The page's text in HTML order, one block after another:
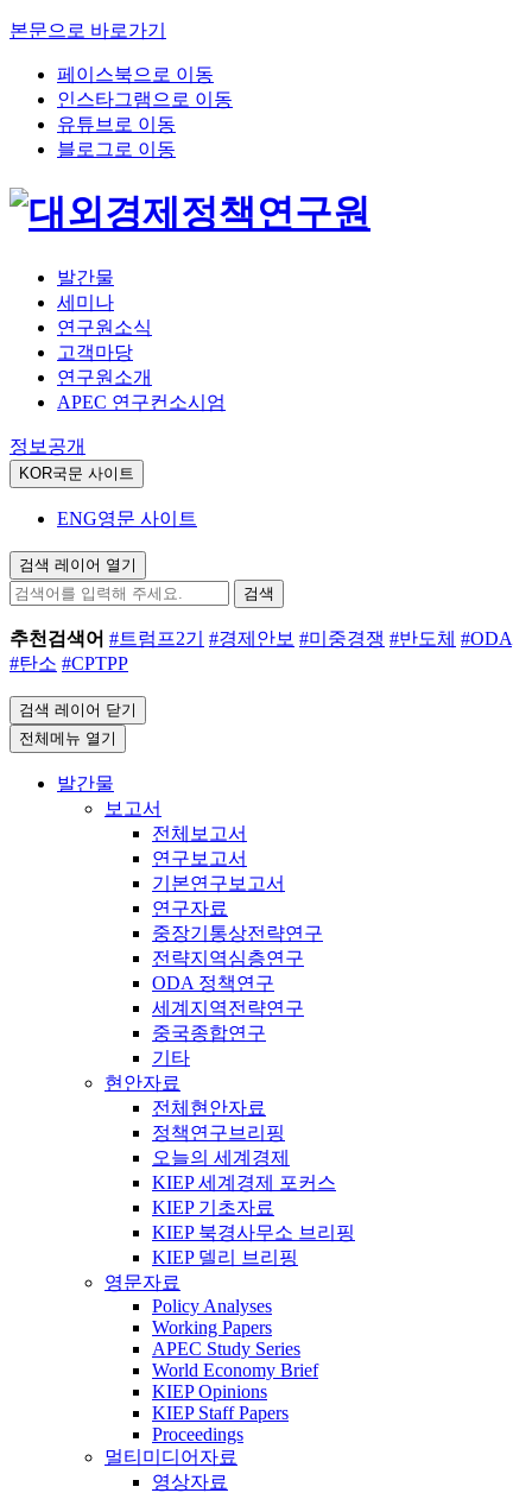
본문으로 바로가기
페이스북으로 이동
인스타그램으로 이동
유튜브로 이동
블로그로 이동
발간물
세미나
연구원소식
고객마당
연구원소개
APEC 연구컨소시엄
정보공개
KOR국문 사이트
ENG영문 사이트
검색 레이어 열기
검색
추천검색어 #트럼프2기 #경제안보 #미중경쟁 #반도체 #ODA
#탄소 #CPTPP
검색 레이어 닫기
전체메뉴 열기
발간물
보고서
전체보고서
연구보고서
기본연구보고서
연구자료
중장기통상전략연구
전략지역심층연구
ODA 정책연구
세계지역전략연구
중국종합연구
기타
현안자료
전체현안자료
정책연구브리핑
오늘의 세계경제
KIEP 세계경제 포커스
KIEP 기초자료
KIEP 북경사무소 브리핑
KIEP 델리 브리핑
영문자료
Policy Analyses
Working Papers
APEC Study Series
World Economy Brief
KIEP Opinions
KIEP Staff Papers
Proceedings
멀티미디어자료
영상자료